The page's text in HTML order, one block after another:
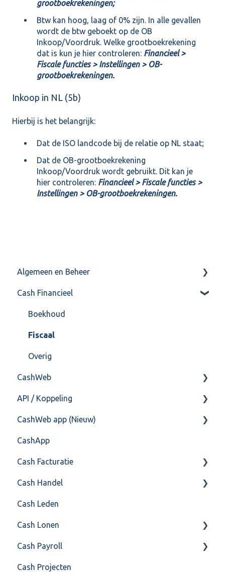
grootboekrekeningen;
Btw kan hoog, laag of 0% zijn. In alle gevallen
wordt de btw geboekt op de OB
Inkoop/Voordruk. Welke grootboekrekening
dat is kun je hier controleren: Financieel >
Fiscale functies > Instellingen > OB-
grootboekrekeningen.
Inkoop in NL (5b)
Hierbij is het belangrijk:
Dat de ISO landcode bij de relatie op NL staat;
Dat de OB-grootboekrekening
Inkoop/Voordruk wordt gebruikt. Dit kan je
hier controleren: Financieel > Fiscale functies >
Instellingen > OB-grootboekrekeningen.
Algemeen en Beheer
Bank(koppeling)
Import/Export
Postbus
Training & Consultancy
Overig
Cash Financieel
Boekhoud
Fiscaal
Overig
CashWeb
CashHero Layout
Mailen vanuit CASHWeb
Algemeen gebruik
API / Koppeling
Algemeen
Api 3.0 (SOAP API)
API 4.0 (REST API)
CashWeb app (Nieuw)
Veel gestelde vragen
CashApp
Cash Facturatie
Factureren
Instellingen
Algemeen
Formulierlayout
Cash Handel
Inkoop
Verkoop
Voorraad
Overig
Cash Leden
Cash Lonen
Algemeen
Inrichting
Cash Payroll
Aangifte
Cash Projecten